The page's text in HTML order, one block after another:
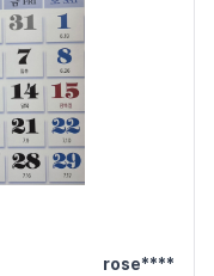
rose****